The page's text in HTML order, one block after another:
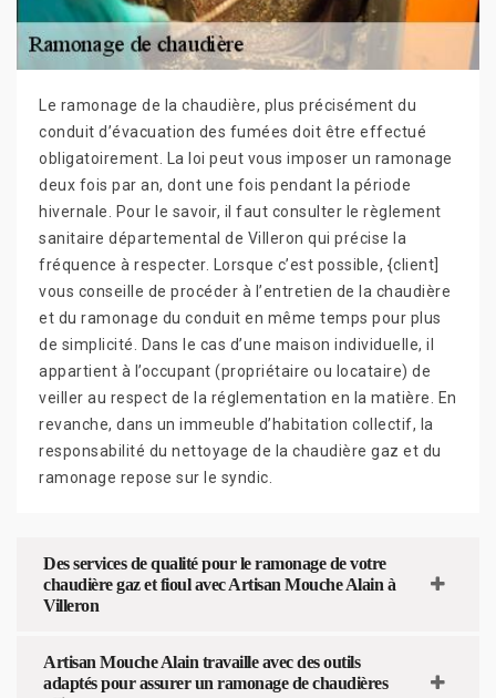
Le ramonage de la chaudière, plus précisément du
conduit d’évacuation des fumées doit être effectué
obligatoirement. La loi peut vous imposer un ramonage
deux fois par an, dont une fois pendant la période
hivernale. Pour le savoir, il faut consulter le règlement
sanitaire départemental de Villeron qui précise la
fréquence à respecter. Lorsque c’est possible, {client]
vous conseille de procéder à l’entretien de la chaudière
et du ramonage du conduit en même temps pour plus
de simplicité. Dans le cas d’une maison individuelle, il
appartient à l’occupant (propriétaire ou locataire) de
veiller au respect de la réglementation en la matière. En
revanche, dans un immeuble d’habitation collectif, la
responsabilité du nettoyage de la chaudière gaz et du
ramonage repose sur le syndic.
Des services de qualité pour le ramonage de votre
chaudière gaz et fioul avec Artisan Mouche Alain à
Villeron
Artisan Mouche Alain travaille avec des outils
adaptés pour assurer un ramonage de chaudières